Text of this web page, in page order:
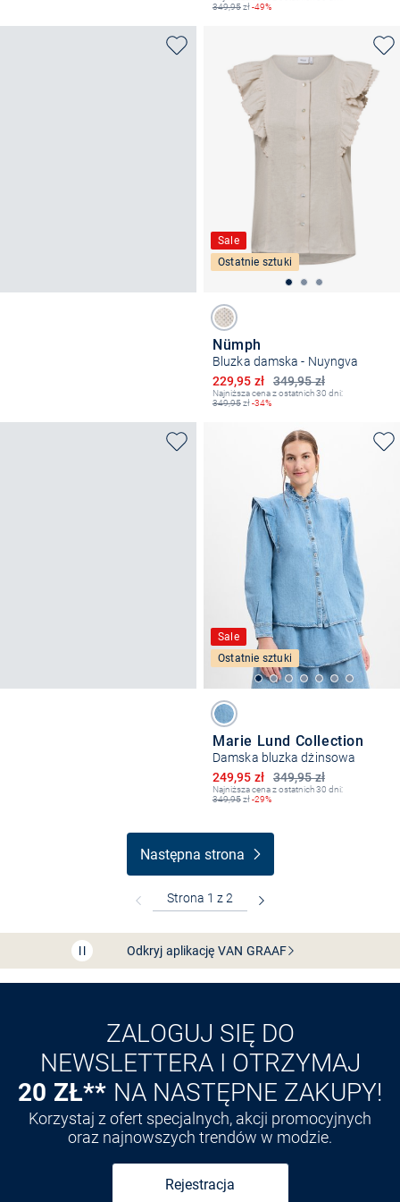
349,95zł-49%
Sale
Ostatnie sztuki
Nümph
Bluzka damska - Nuyngva
349,95 zł
Obniżona cena
229,95 zł
Najniższa cena z ostatnich 30 dni:
349,95zł-34%
Sale
Ostatnie sztuki
Marie Lund Collection
Damska bluzka dżinsowa
349,95 zł
Obniżona cena
249,95 zł
Najniższa cena z ostatnich 30 dni:
349,95zł-29%
Następna strona
Bezpłatna dostawa z Friends
Przedłużenie czasu zwrotu towaru: 60 dni
Odkryj aplikację VANGRAAF
ZALOGUJ SIĘ DO
NEWSLETTERA I OTRZYMAJ
20 ZŁ** NA NASTĘPNE ZAKUPY!
Korzystaj z ofert specjalnych, akcji promocyjnych
oraz najnowszych trendów w modzie.
Rejestracja